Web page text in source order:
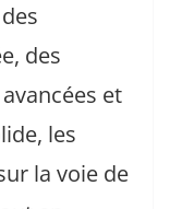
des
et
les
la voie de